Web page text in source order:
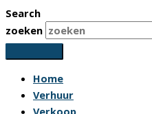
Search
zoeken
Home
Verhuur
Verkoop